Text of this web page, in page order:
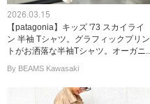
2026.03.15
【patagonia】キッズ '73 スカイライ
ン 半袖 Tシャツ。グラフィックプリン
トがお洒落な半袖Tシャツ。オーガニ...
By BEAMS Kawasaki